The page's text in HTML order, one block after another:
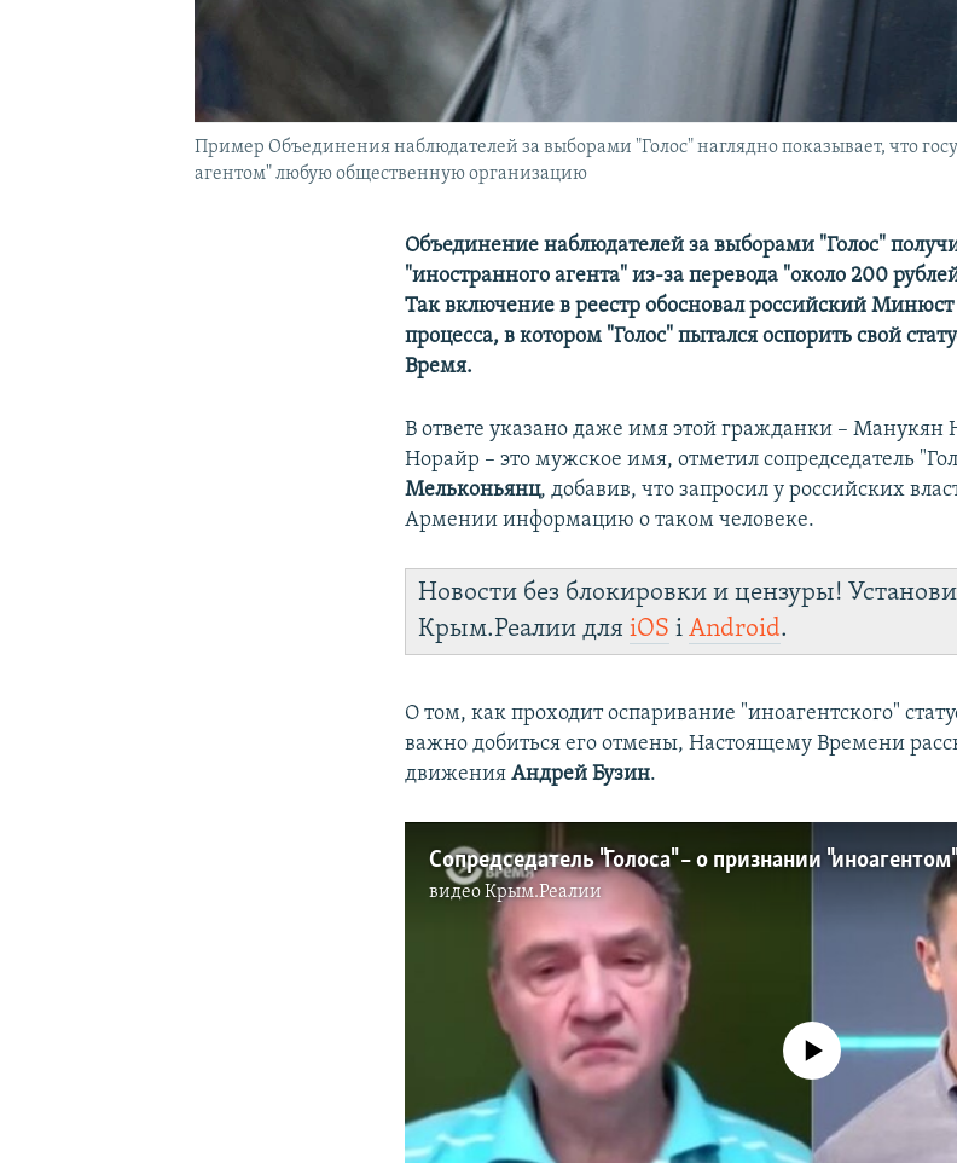
Пример Объединения наблюдателей за выборами "Голос" наглядно показывает, что
агентом" любую общественную организацию
Объединение наблюдателей за выборами "Голос"
"иностранного агента" из-за перевода "около 200
Так включение в реестр обосновал российский Минюст
процесса, в котором "Голос" пытался оспорить свой
Время.
В ответе указано даже имя этой гражданки – Манукян
Норайр – это мужское имя, отметил сопредседатель
Мельконьянц, добавив, что запросил у российских
Армении информацию о таком человеке.
Новости без блокировки и цензуры!
Крым.Реалии дляiOS іAndroid.
О том, как проходит оспаривание "иноагентского"
важно добиться его отмены, Настоящему Времени
движенияАндрей Бузин.
видеоКрым.Реалии
No media source currently